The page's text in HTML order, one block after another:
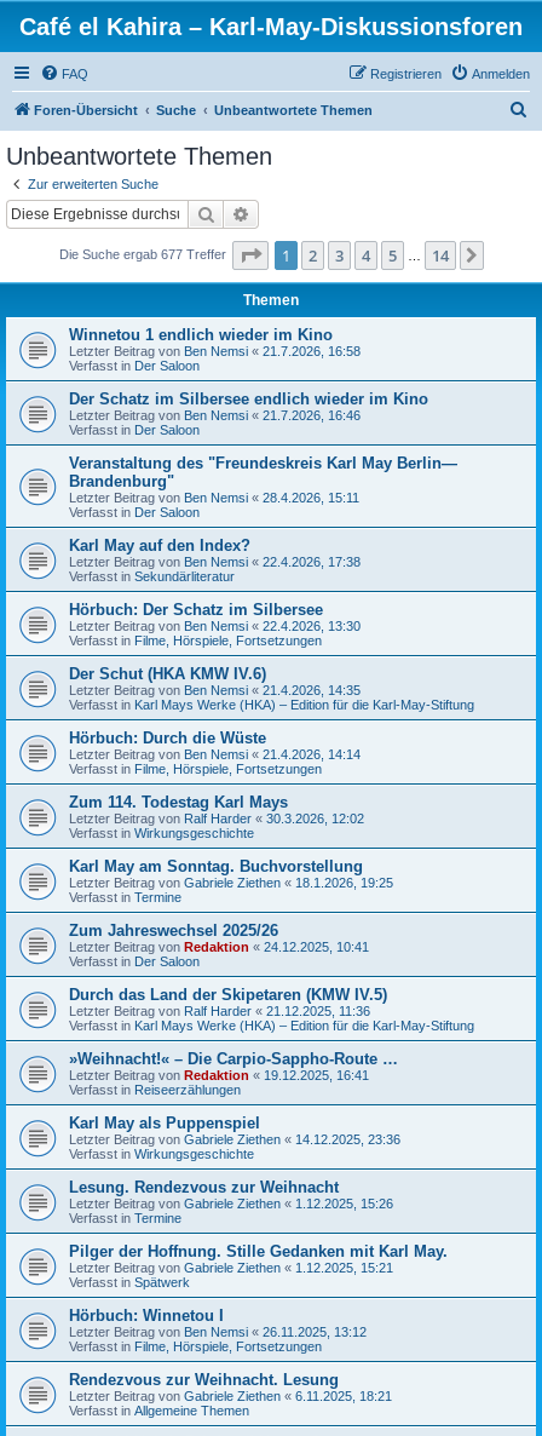
Café el Kahira – Karl-May-Diskussionsforen
FAQ Anmelden
Registrieren
Foren-Übersicht Suche Unbeantwortete Themen
Unbeantwortete Themen
Zur erweiterten Suche
Suche
Die Suche ergab 677 Treffer Seite 1von 14
1 2 3 4 5 14
Themen
Winnetou 1 endlich wieder im Kino
Letzter Beitrag von Ben Nemsi « 21.7.2026, 16:58
Verfasst in Der Saloon
Der Schatz im Silbersee endlich wieder im Kino
Letzter Beitrag von Ben Nemsi « 21.7.2026, 16:46
Verfasst in Der Saloon
Veranstaltung des "Freundeskreis Karl May Berlin—
Brandenburg"
Letzter Beitrag von Ben Nemsi « 28.4.2026, 15:11
Verfasst in Der Saloon
Karl May auf den Index?
Letzter Beitrag von Ben Nemsi « 22.4.2026, 17:38
Verfasst in Sekundärliteratur
Hörbuch: Der Schatz im Silbersee
Letzter Beitrag von Ben Nemsi « 22.4.2026, 13:30
Verfasst in Filme, Hörspiele, Fortsetzungen
Der Schut (HKA KMW IV.6)
Letzter Beitrag von Ben Nemsi « 21.4.2026, 14:35
Verfasst in Karl Mays Werke (HKA) – Edition für die Karl-May-Stiftung
Hörbuch: Durch die Wüste
Letzter Beitrag von Ben Nemsi « 21.4.2026, 14:14
Verfasst in Filme, Hörspiele, Fortsetzungen
Zum 114. Todestag Karl Mays
Letzter Beitrag von Ralf Harder « 30.3.2026, 12:02
Verfasst in Wirkungsgeschichte
Karl May am Sonntag. Buchvorstellung
Letzter Beitrag von Gabriele Ziethen « 18.1.2026, 19:25
Verfasst in Termine
Zum Jahreswechsel 2025/26
Letzter Beitrag von Redaktion « 24.12.2025, 10:41
Verfasst in Der Saloon
Durch das Land der Skipetaren (KMW IV.5)
Letzter Beitrag von Ralf Harder « 21.12.2025, 11:36
Verfasst in Karl Mays Werke (HKA) – Edition für die Karl-May-Stiftung
»Weihnacht!« – Die Carpio-Sappho-Route …
Letzter Beitrag von Redaktion « 19.12.2025, 16:41
Verfasst in Reiseerzählungen
Karl May als Puppenspiel
Letzter Beitrag von Gabriele Ziethen « 14.12.2025, 23:36
Verfasst in Wirkungsgeschichte
Lesung. Rendezvous zur Weihnacht
Letzter Beitrag von Gabriele Ziethen « 1.12.2025, 15:26
Verfasst in Termine
Pilger der Hoffnung. Stille Gedanken mit Karl May.
Letzter Beitrag von Gabriele Ziethen « 1.12.2025, 15:21
Verfasst in Spätwerk
Hörbuch: Winnetou I
Letzter Beitrag von Ben Nemsi « 26.11.2025, 13:12
Verfasst in Filme, Hörspiele, Fortsetzungen
Rendezvous zur Weihnacht. Lesung
Letzter Beitrag von Gabriele Ziethen « 6.11.2025, 18:21
Verfasst in Allgemeine Themen